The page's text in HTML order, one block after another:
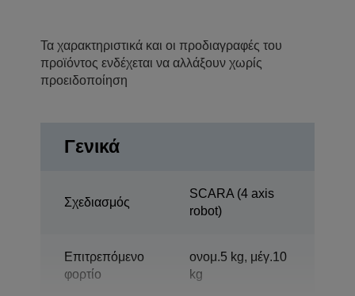
Τα χαρακτηριστικά και οι προδιαγραφές του
προϊόντος ενδέχεται να αλλάξουν χωρίς
προειδοποίηση
Γενικά
Σχεδιασμός
SCARA (4 axis
robot)
Επιτρεπόμενο
φορτίο
ονομ.5 kg, μέγ.10
kg